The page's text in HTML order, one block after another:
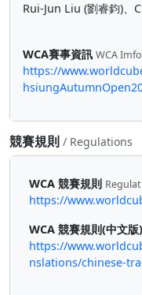
Rui-Jun Liu (劉睿鈞)、
WCA賽事資訊 WCA
https://
競賽規則 / Regulations
WCA 競賽規則
https://
WCA 競賽規則(中文版)
https://
nslations/chinese-